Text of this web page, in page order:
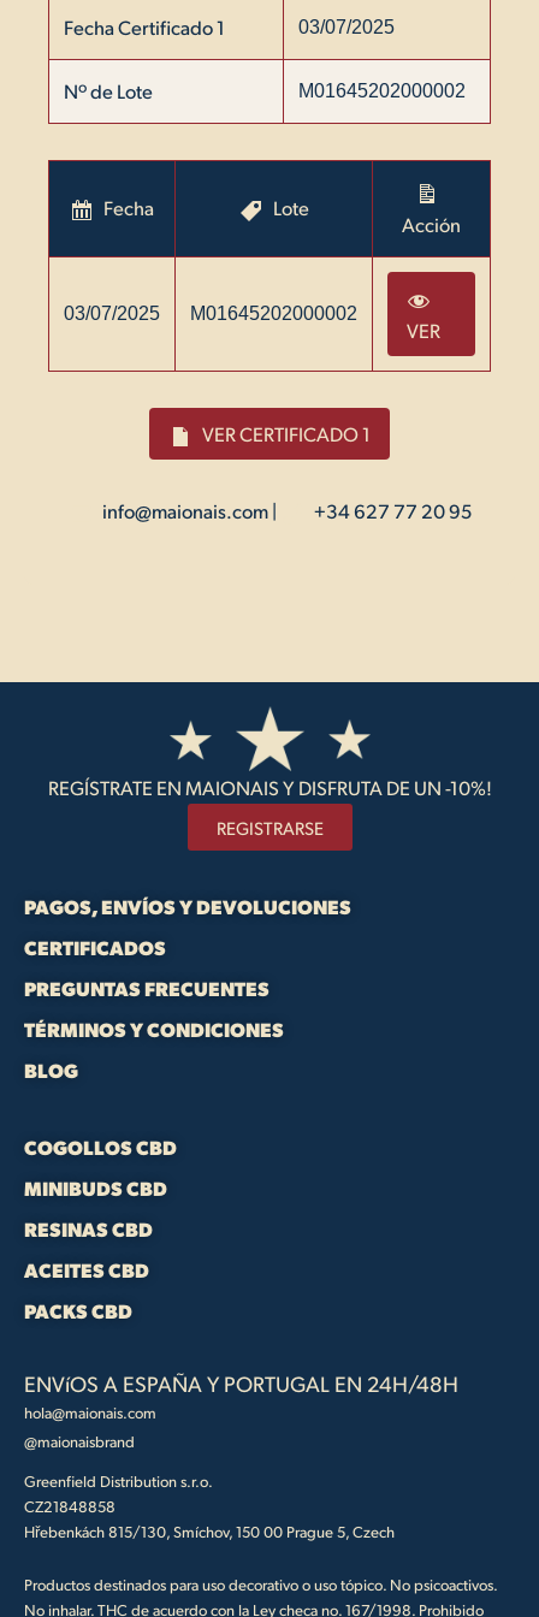
Fecha Certificado 1 03/07/2025
Nº de Lote M01645202000002
Fecha Lote
Acción
03/07/2025 M01645202000002
VER
VER CERTIFICADO 1
info@maionais.com| +34 627 77 20 95
REGÍSTRATE EN MAIONAIS Y DISFRUTA DE UN -10%!
REGISTRARSE
PAGOS, ENVÍOS Y DEVOLUCIONES
CERTIFICADOS
PREGUNTAS FRECUENTES
TÉRMINOS Y CONDICIONES
BLOG
COGOLLOS CBD
MINIBUDS CBD
RESINAS CBD
ACEITES CBD
PACKS CBD
ENVíOS A ESPAÑA Y PORTUGAL EN 24H/48H
hola@maionais.com
@maionaisbrand
Greenfield Distribution s.r.o.
CZ21848858
Hřebenkách 815/130, Smíchov, 150 00 Prague 5, Czech
Productos destinados para uso decorativo o uso tópico. No psicoactivos.
No inhalar. THC de acuerdo con la Ley checa no. 167/1998. Prohibido